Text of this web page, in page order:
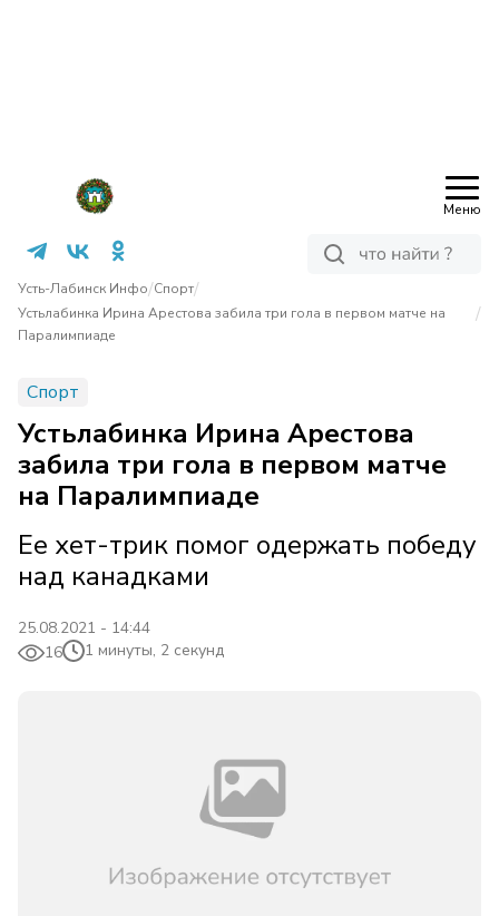
Меню
Усть-Лабинск Инфо/Спорт/
Устьлабинка Ирина Арестова забила три гола в первом матче на
Паралимпиаде
/
Спорт
Устьлабинка Ирина Арестова
забила три гола в первом матче
на Паралимпиаде
Ее хет-трик помог одержать победу
над канадками
25.08.2021 - 14:44
16
1 минуты, 2 секунд